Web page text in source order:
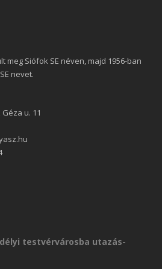
meg Siófok SE néven, majd 1956-ban
nevet.
u. 11
testvérvárosba utazás-